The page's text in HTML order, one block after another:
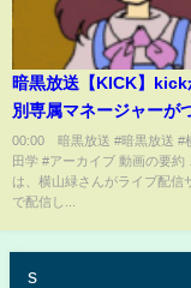
暗黒放送【KICK】kick
別専属マネージャーが
深夜放送！ 2025/3/19
00:00 暗黒放送 #暗黒放送 #
田学 #アーカイブ 動画の要約
は、横山緑さんがライブ配信
で配信し...
s